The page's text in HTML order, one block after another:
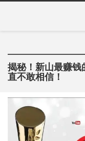
揭秘！新山最赚
直不敢相信！